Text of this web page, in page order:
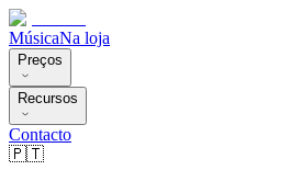
MúsicaNa loja
Preços
Recursos
Contacto
🇵🇹